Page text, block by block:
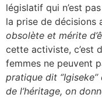
législatif qui n’est
la prise de décisions
obsolète et mérite
cette activiste, c’est
femmes ne peuvent
pratique dit
de l’héritage, on